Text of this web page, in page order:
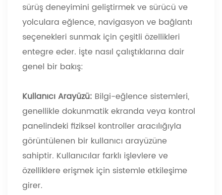
sürüş deneyimini geliştirmek ve sürücü ve
yolculara eğlence, navigasyon ve bağlantı
seçenekleri sunmak için çeşitli özellikleri
entegre eder. İşte nasıl çalıştıklarına dair
genel bir bakış:
Kullanıcı Arayüzü: Bilgi-eğlence sistemleri,
genellikle dokunmatik ekranda veya kontrol
panelindeki fiziksel kontroller aracılığıyla
görüntülenen bir kullanıcı arayüzüne
sahiptir. Kullanıcılar farklı işlevlere ve
özelliklere erişmek için sistemle etkileşime
girer.